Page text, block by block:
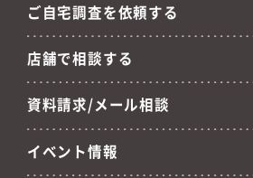
ご自宅調査を依頼する
店舗で相談する
資料請求/メール相談
イベント情報